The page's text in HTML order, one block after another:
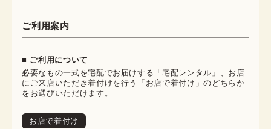
ご利用案内
■ ご利用について
必要なもの一式を宅配でお届けする「宅配レンタル」、お店
にご来店いただき着付けを行う「お店で着付け」のどちらか
をお選びいただけます。
お店で着付け